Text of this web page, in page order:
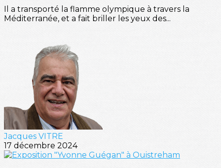
Il a transporté la flamme olympique à travers la
Méditerranée, et a fait briller les yeux des...
Jacques VITRE
17 décembre 2024